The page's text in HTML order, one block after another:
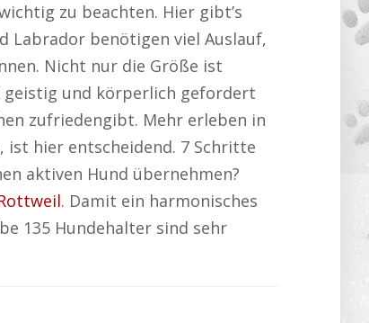
zu beachten. Hier gibt’s
Labrador benötigen viel Auslauf,
Nicht nur die Größe ist
geistig und körperlich gefordert
zufriedengibt. Mehr erleben in
ist hier entscheidend. 7 Schritte
aktiven Hund übernehmen?
. Damit ein harmonisches
135 Hundehalter sind sehr